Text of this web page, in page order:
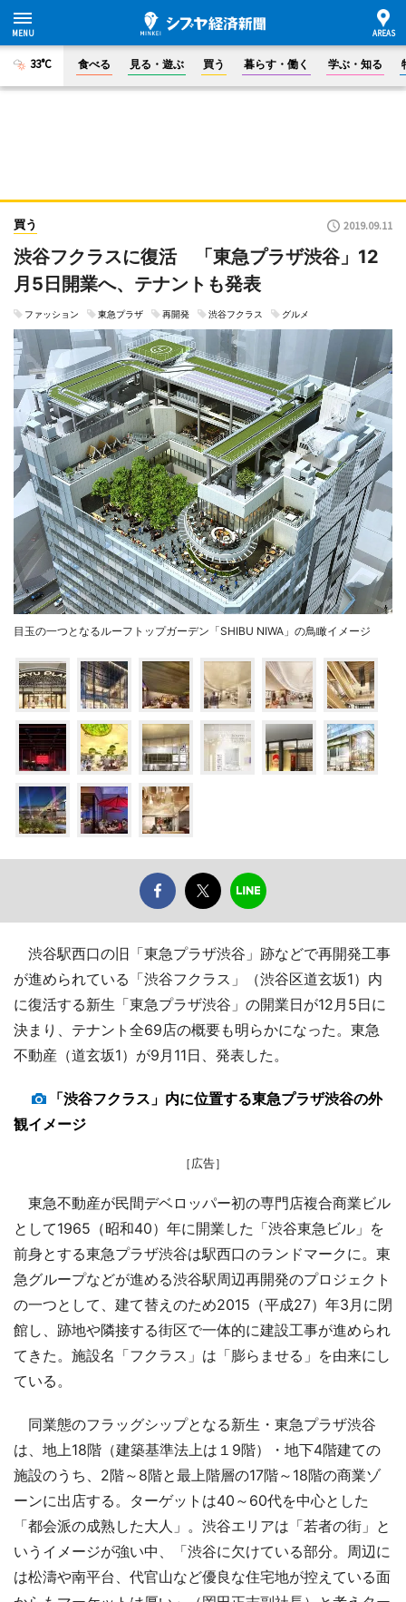
33°C 食べる 見る・遊ぶ 買う 暮らす・働く 学ぶ・知る
買う 2019.09.11
渋谷フクラスに復活 「東急プラザ渋谷」12
月5日開業へ、テナントも発表
ファッション 東急プラザ 再開発 渋谷フクラス グルメ
目玉の一つとなるルーフトップガーデン「SHIBU NIWA」の鳥瞰イメージ
渋谷駅西口の旧「東急プラザ渋谷」跡などで再開発工事
が進められている「渋谷フクラス」（渋谷区道玄坂1）内
に復活する新生「東急プラザ渋谷」の開業日が12月5日に
決まり、テナント全69店の概要も明らかになった。東急
不動産（道玄坂1）が9月11日、発表した。
「渋谷フクラス」内に位置する東急プラザ渋谷の外
観イメージ
［広告］
東急不動産が民間デベロッパー初の専門店複合商業ビル
として1965（昭和40）年に開業した「渋谷東急ビル」を
前身とする東急プラザ渋谷は駅西口のランドマークに。東
急グループなどが進める渋谷駅周辺再開発のプロジェクト
の一つとして、建て替えのため2015（平成27）年3月に閉
館し、跡地や隣接する街区で一体的に建設工事が進められ
てきた。施設名「フクラス」は「膨らませる」を由来にし
ている。
同業態のフラッグシップとなる新生・東急プラザ渋谷
は、地上18階（建築基準法上は１9階）・地下4階建ての
施設のうち、2階～8階と最上階層の17階～18階の商業ゾ
ーンに出店する。ターゲットは40～60代を中心とした
「都会派の成熟した大人」。渋谷エリアは「若者の街」と
いうイメージが強い中、「渋谷に欠けている部分。周辺に
は松濤や南平台、代官山など優良な住宅地が控えている面